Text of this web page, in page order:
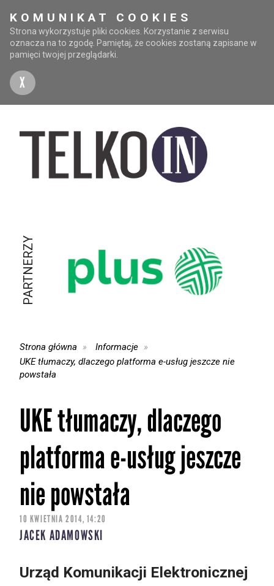
KOMUNIKAT COOKIES
Strona wykorzystuje pliki cookies. Korzystanie z serwisu
oznacza na to zgodę. Pamiętaj, że cookies zostaną zapisane w
pamięci twojej przeglądarki.
X
PARTNERZY
Strona główna
Informacje
UKE tłumaczy, dlaczego platforma e-usług jeszcze nie
powstała
UKE tłumaczy, dlaczego
platforma e-usług jeszcze
nie powstała
10 KWIETNIA 2014, 14:20
JACEK ADAMOWSKI
Urząd Komunikacji Elektronicznej